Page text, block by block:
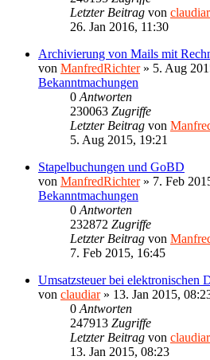
Letzter Beitrag von claudiar
26. Jan 2016, 11:30
Archivierung von Mails mit
von ManfredRichter» 5. Aug
Bekanntmachungen
0 Antworten
230063 Zugriffe
Letzter Beitrag von
5. Aug 2015, 19:21
Stapelbuchungen und GoBD
von ManfredRichter» 7. Feb
Bekanntmachungen
0 Antworten
232872 Zugriffe
Letzter Beitrag von
7. Feb 2015, 16:45
Umsatzsteuer bei elektronischen
von claudiar» 13. Jan 2015,
0 Antworten
247913 Zugriffe
Letzter Beitrag von claudiar
13. Jan 2015, 08:23